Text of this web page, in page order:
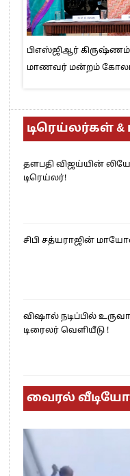
பிஎஸ்ஜிஆர்
மாணவர் மன்றம்
டிரெய்லர்கள்
தளபதி விஜய்யின்
டிரெய்லர்!
சிபி சத்யராஜின்
விஷால் நடிப்பில்
டிரைலர் வெளியீடு !
வைரல்